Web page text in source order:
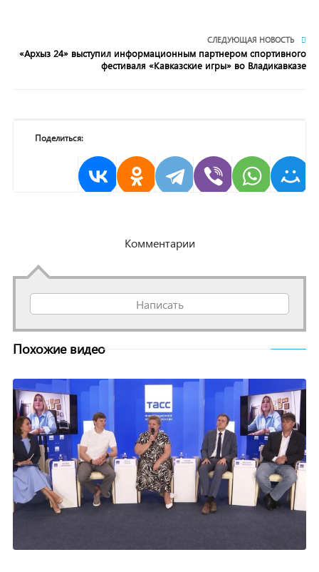
СЛЕДУЮЩАЯ НОВОСТЬ
«Архыз 24» выступил информационным партнером спортивного
фестиваля «Кавказские игры» во Владикавказе
Поделиться:
Комментарии
Написать
Похожие видео